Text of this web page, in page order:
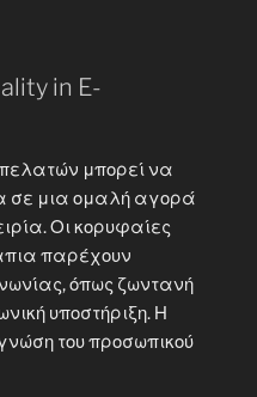
in E-
πελατών μπορεί να
σε μια ομαλή αγορά
Οι κορυφαίες
παρέχουν
όπως ζωντανή
υποστήριξη. Η
του προσωπικού